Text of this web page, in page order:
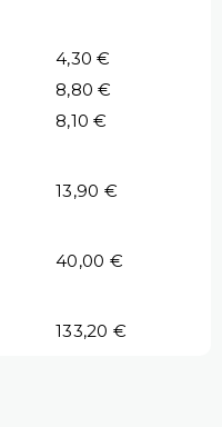
4,30 €
8,80 €
8,10 €
13,90 €
40,00 €
133,20 €